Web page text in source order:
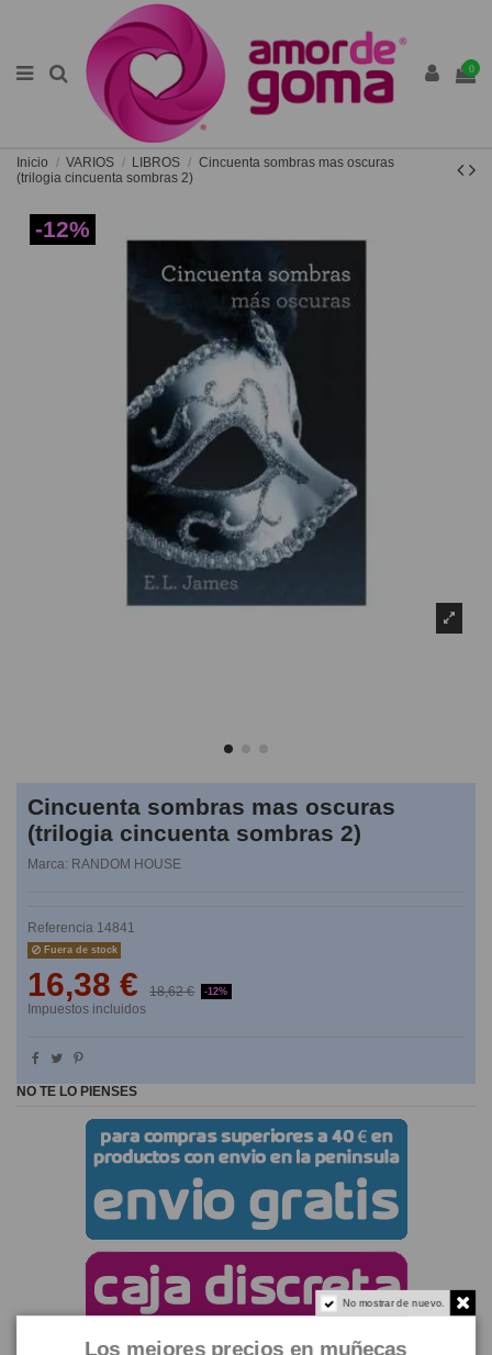
0
Inicio VARIOS LIBROS
Cincuenta sombras mas oscuras
(trilogia cincuenta sombras 2)
-12%
Cincuenta sombras mas oscuras
(trilogia cincuenta sombras 2)
Marca: RANDOM HOUSE
Referencia 14841
Fuera de stock
16,38 € 18,62 € -12%
Impuestos incluidos
NO TE LO PIENSES
No mostrar de nuevo.
Los mejores precios en muñecas